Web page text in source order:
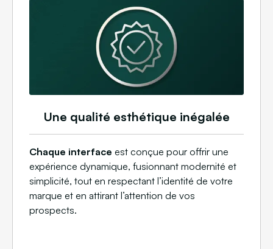
Une qualité esthétique inégalée
Chaque interface est conçue pour offrir une
expérience dynamique, fusionnant modernité et
simplicité, tout en respectant l’identité de votre
marque et en attirant l’attention de vos
prospects.